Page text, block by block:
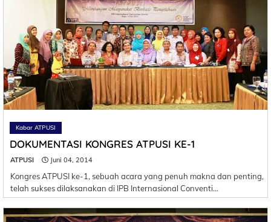
Kabar ATPUSI
DOKUMENTASI KONGRES ATPUSI KE-1
ATPUSI Juni 04, 2014
Kongres ATPUSI ke-1, sebuah acara yang penuh makna dan penting,
telah sukses dilaksanakan di IPB Internasional Conventi…